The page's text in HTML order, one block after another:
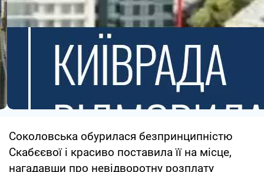
Соколовська обурилася безпринципністю
Скабєєвої і красиво поставила її на місце,
нагадавши про невідворотну розплату